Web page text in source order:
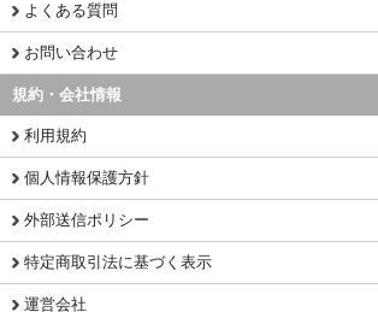
よくある質問
お問い合わせ
規約・会社情報
利用規約
個人情報保護方針
外部送信ポリシー
特定商取引法に基づく表示
運営会社